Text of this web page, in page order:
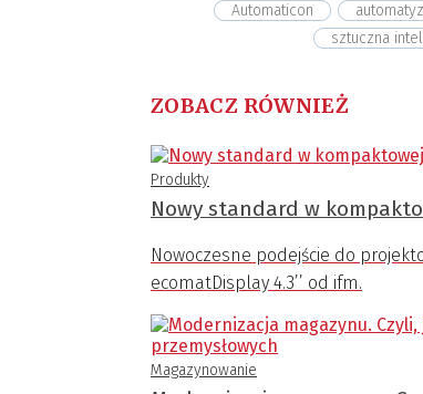
Automaticon
sztuczna
ZOBACZ RÓWNIEŻ
Produkty
Nowy standard w
Nowoczesne podejście do
ecomatDisplay 4.3’’ od ifm.
Magazynowanie